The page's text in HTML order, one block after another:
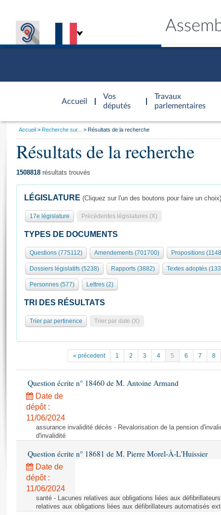
Accueil
d'accueil
Vos
députés
Travaux
parlementaires
Présidence
577 députés
Groupes politiques
Élections législatives
Séance publique
Commissions et autres organes
Europe et International
Contrôle et évaluation
Congrès
Pétitions
Documents parlementaires
Propositions de loi
Amendements
Textes adoptés
Rapports d'information
Rapports législatifs
Rapports sur l'application des lois
Baromètre de l’application des lois
Dossiers législatifs
Général
Rôle et pouvoirs de l'Assemblée
Organisation de l'Assemblée
Présidence Conférence des Présidents Bureau Collège des
Statistiques et chiffres clés
Transparence et déontologie
Histoire
Juniors
Anciennes législatures
Liens vers les sites publics
Visiter l'Assemblée
Visite virtuelle du palais Bourbon
Assister à une séance
Accès des chercheurs à l’Assemblée
Les évènements
Les archives
Photos libres de droit
Vous
Accueil Recherche sur... Résultats de la recherche
Résultats de la recherche
1508818 résultats trouvés
LÉGISLATURE (Cliquez sur l'un des boutons pour faire un choix)
17e législature Précédentes législatures (X)
TYPES DE DOCUMENTS
Questions (775112) Amendements (701700) Propositions
Dossiers législatifs (5238) Rapports (3882) Textes adoptés
Personnes (577) Lettres (2)
TRI DES RÉSULTATS
Trier par pertinence Trier par date (X)
« précedent 1 2 3 4 5 6 7 8
Question écrite n° 18460 de M. Antoine Armand
Date de
dépôt :
11/06/2024
assurance invalidité décès - Revalorisation de la pension
d'invalidité
Question écrite n° 18681 de M. Pierre Morel-À-L'Huissier
Date de
dépôt :
11/06/2024
santé - Lacunes relatives aux obligations liées aux
relatives aux obligations liées aux défibrillateurs automatisés